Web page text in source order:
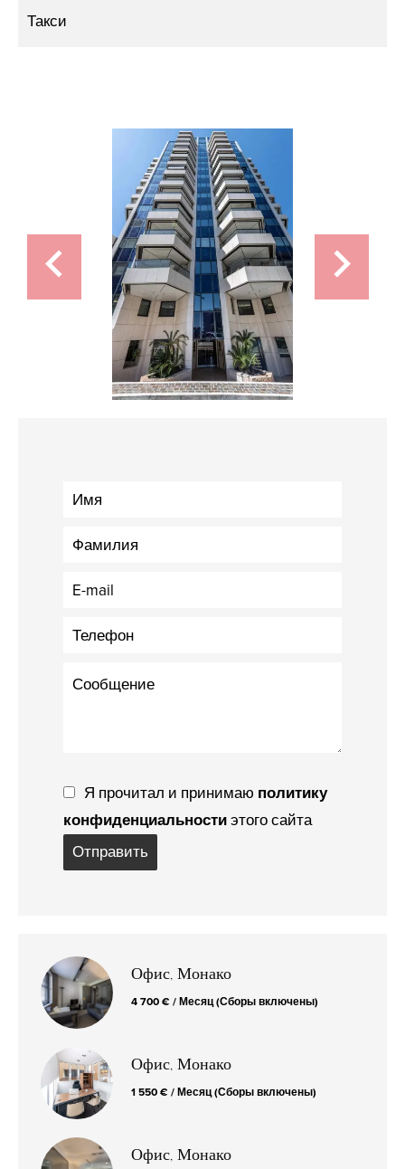
Такси
Я прочитал и принимаю политику
конфиденциальностиэтого сайта
Отправить
Офис, Монако
4 700 € / Месяц (Сборы включены)
Офис, Монако
1 550 € / Месяц (Сборы включены)
Офис, Монако